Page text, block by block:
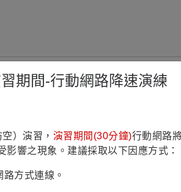
期間-行動網路降速演練
）演習， 演習期間(30分鐘)行動網路
影響之現象。建議採取以下因應方式：
方式連線。